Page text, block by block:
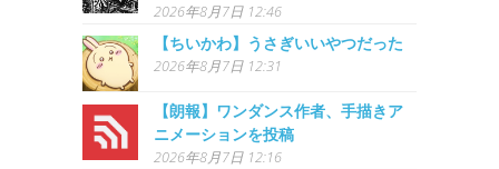
2026年8月7日 12:46
【ちいかわ】うさぎいいやつだった
2026年8月7日 12:31
【朗報】ワンダンス作者、手描きア
ニメーションを投稿
2026年8月7日 12:16